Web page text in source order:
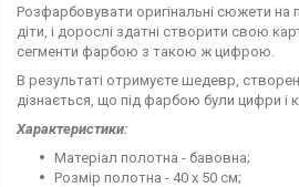
Розфарбовувати оригінальні сюжети на
діти, і дорослі здатні створити свою
сегменти фарбою з такою ж цифрою.
В результаті отримуєте шедевр,
дізнається, що під фарбою були цифри і
Характеристики:
Матеріал полотна - бавовна;
Розмір полотна - 40 х 50 см;